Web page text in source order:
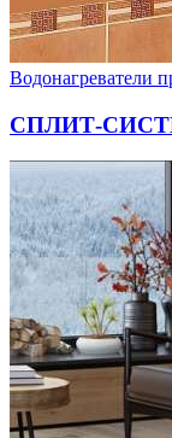
Водонагреватели
СПЛИТ-